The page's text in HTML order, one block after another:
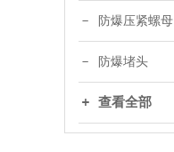
防爆压紧螺母
防爆堵头
查看全部